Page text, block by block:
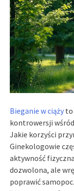
Bieganie w ciąży to
kontrowersji
Jakie korzyści
Ginekologowie
aktywność
dozwolona, ale
poprawić